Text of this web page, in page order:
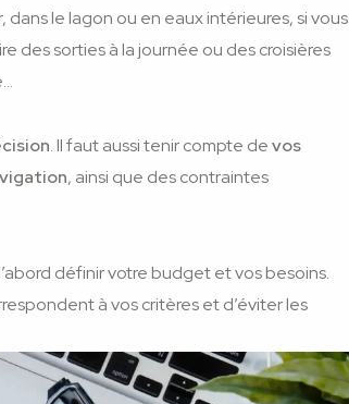
le lagon ou en eaux intérieures, si vous
des sorties à la journée ou des croisières
. Il faut aussi tenir compte devos
, ainsi que des contraintes
définir votre budget et vos besoins.
à vos critères et d’éviter les